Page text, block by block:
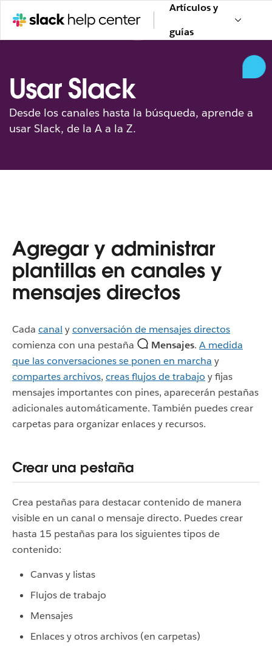
Artículos y
guías
Usar Slack
Desde los canales hasta la búsqueda, aprende a
usar Slack, de la A a la Z.
Agregar y administrar
plantillas en canales y
mensajes directos
Cada canal yconversación de mensajes directos
comienza con una pestaña
Mensajes. A medida
que las conversaciones se ponen en marcha y
compartes archivos, creas flujos de trabajo y fijas
mensajes importantes con pines, aparecerán pestañas
adicionales automáticamente. También puedes crear
carpetas para organizar enlaces y recursos.
Crear una pestaña
Crea pestañas para destacar contenido de manera
visible en un canal o mensaje directo. Puedes crear
hasta 15 pestañas para los siguientes tipos de
contenido:
Canvas y listas
Flujos de trabajo
Mensajes
Enlaces y otros archivos (en carpetas)